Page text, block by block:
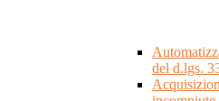
del d.lgs.